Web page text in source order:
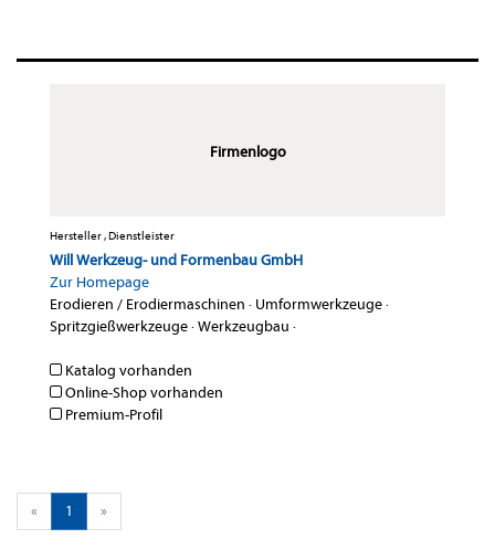
Firmenlogo
Hersteller , Dienstleister
Will Werkzeug- und Formenbau GmbH
Zur Homepage
Erodieren / Erodiermaschinen · Umformwerkzeuge·
Spritzgießwerkzeuge·Werkzeugbau ·
Katalog vorhanden
Online-Shop vorhanden
Premium-Profil
« 1 »